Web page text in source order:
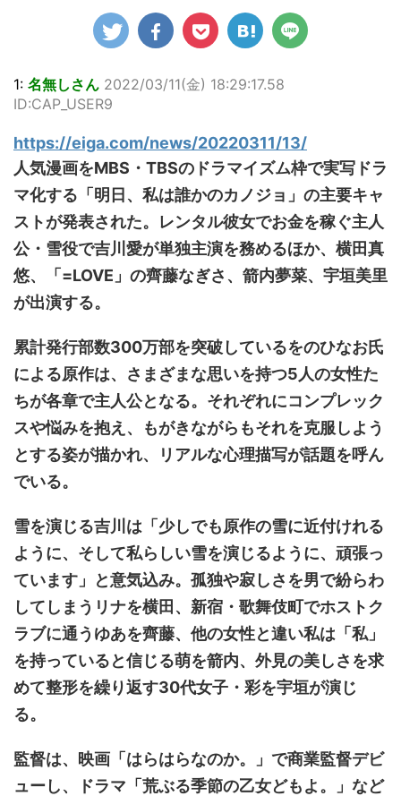
ゅーすなう！ まとめアンテナ
21:56)
Powered by livedoor 相互
ぽい表
姿で
わになっ
ど、美
がとて
です
はモノ
ト ...
トが掲載されてお
り、ボディライン
クシーニット姿の
カットから、笑顔
キュートなビキ
を引くランジェリ
ー姿のカットなど
盛りだくさんの内
容となっている。
http://www.rbbto
da ...
日生まれの16歳。
今年2月に同誌の表
も再登場した。
が揺れた！！」と
紹介され、水着姿
を披露した。 ...
本作撮影
り、「ス
をさせて
て8キロ（
た）。デ
時の体重
1: 名無しさん 2022/03/11(金) 18:29:17.58
ID:CAP_USER9
https://eiga.com/news/20220311/13/
人気漫画をMBS・TBSのドラマイズム枠で実写ドラ
マ化する「明日、私は誰かのカノジョ」の主要キャ
ストが発表された。レンタル彼女でお金を稼ぐ主人
公・雪役で吉川愛が単独主演を務めるほか、横田真
悠、「=LOVE」の齊藤なぎさ、箭内夢菜、宇垣美里
が出演する。
累計発行部数300万部を突破しているをのひなお氏
による原作は、さまざまな思いを持つ5人の女性た
ちが各章で主人公となる。それぞれにコンプレック
スや悩みを抱え、もがきながらもそれを克服しよう
とする姿が描かれ、リアルな心理描写が話題を呼ん
でいる。
雪を演じる吉川は「少しでも原作の雪に近付けれる
ように、そして私らしい雪を演じるように、頑張っ
ています」と意気込み。孤独や寂しさを男で紛らわ
してしまうリナを横田、新宿・歌舞伎町でホストク
ラブに通うゆあを齊藤、他の女性と違い私は「私」
を持っていると信じる萌を箭内、外見の美しさを求
めて整形を繰り返す30代女子・彩を宇垣が演じ
る。
監督は、映画「はらはらなのか。」で商業監督デビ
ューし、ドラマ「荒ぶる季節の乙女どもよ。」など